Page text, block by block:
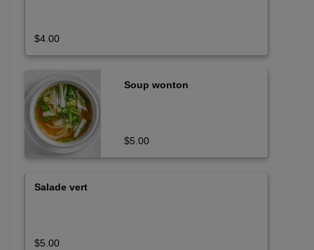
$4.00
Soup wonton
$5.00
Salade vert
$5.00